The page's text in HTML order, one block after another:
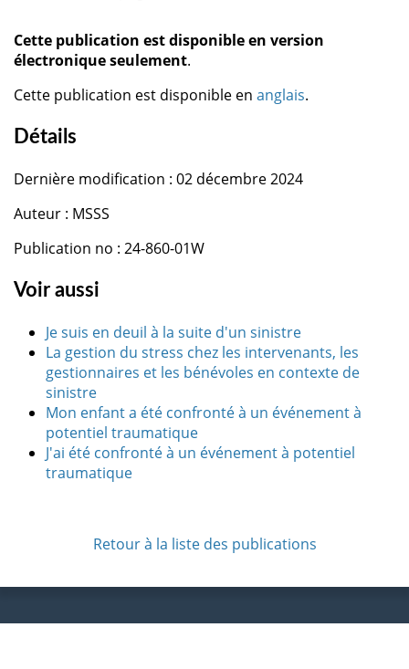
Cette publication est disponible en version
électronique seulement.
Cette publication est disponible en anglais.
Détails
Dernière modification : 02 décembre 2024
Auteur : MSSS
Publication no : 24-860-01W
Voir aussi
Je suis en deuil à la suite d'un sinistre
La gestion du stress chez les intervenants, les
gestionnaires et les bénévoles en contexte de
sinistre
Mon enfant a été confronté à un événement à
potentiel traumatique
J'ai été confronté à un événement à potentiel
traumatique
Retour à la liste des publications